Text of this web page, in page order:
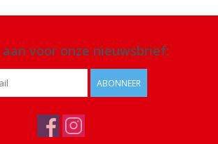
voor onze nieuwsbrief:
ABONNEER